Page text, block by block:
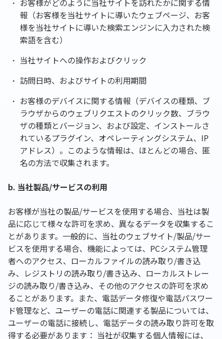
お客様がどのように当社サイトを訪れたかに関する情
報（お客様を当社サイトに導いたウェブページ、お客
様を当社サイトに導いた検索エンジンに入力された検
索語を含む）
当社サイトへの操作およびクリック
訪問日時、およびサイトの利用期間
お客様のデバイスに関する情報（デバイスの種類、ブ
ラウザからのウェブリクエストのクリック数、ブラウ
ザの種類とバージョン、および設定、インストールさ
れているプラグイン、オペレーティングシステム、IP
アドレス）。このような情報は、ほとんどの場合、匿
名の方法で収集されます。
b. 当社製品/サービスの利用
お客様が当社の製品/サービスを使用する場合、当社は製
品に応じて様々な許可を求め、異なるデータを収集するこ
とがあります。一般的に、当社のウェブサイト/製品/サー
ビスを使用する場合、機能によっては、PCシステム管理
者へのアクセス、ローカルファイルの読み取り/書き込
み、レジストリの読み取り/書き込み、ローカルストレー
ジの読み取り/書き込み、その他のアクセスの許可を求め
ることがあります。また、電話データ修復や電話パスワー
ド管理など、ユーザーの電話に関連する製品については、
ユーザーの電話に接続し、電話データの読み取り許可を取
得する必要があります： 当社が収集する個人情報には、